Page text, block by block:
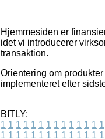
Hjemmesiden er
idet vi introducerer
transaktion.
Orientering om
implementeret efter
BITLY:
1 1 1 1 1 1 1 1 1 1 1 1 1 1
1 1 1 1 1 1 1 1 1 1 1 1 1 1